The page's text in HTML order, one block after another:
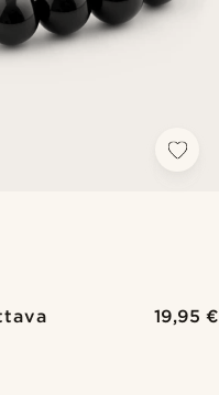
19,95 €